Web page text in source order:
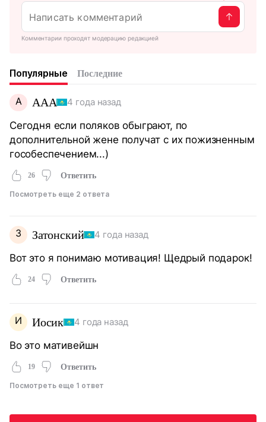
Комментарии проходят модерацию редакцией
Популярные Последние
A AAA 4 года назад
Сегодня если поляков обыграют, по
дополнительной жене получат с их пожизненным
гособеспечением...)
26 Ответить
Посмотреть еще 2 ответа
З Затонский 4 года назад
Вот это я понимаю мотивация! Щедрый подарок!
24 Ответить
И Иосик 4 года назад
Во это мативейшн
19 Ответить
Посмотреть еще 1 ответ